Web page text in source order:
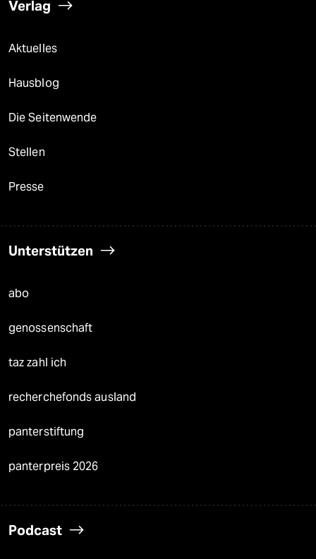
Verlag
Aktuelles
Hausblog
Die Seitenwende
Stellen
Presse
Unterstützen
abo
genossenschaft
taz zahl ich
recherchefonds ausland
panterstiftung
panterpreis 2026
Podcast